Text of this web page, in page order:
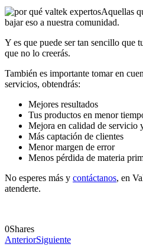
Aquellas
bajar eso a nuestra comunidad.
Y es que puede ser tan sencillo que
que no lo creerás.
También es importante tomar en
servicios, obtendrás:
Mejores resultados
Tus productos en menor
Mejora en calidad de servicio
Más captación de clientes
Menor margen de error
Menos pérdida de materia
No esperes más y contáctanos, en
atenderte.
0Shares
AnteriorSiguiente